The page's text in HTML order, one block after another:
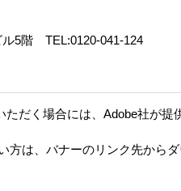
5階 TEL:0120-041-124
ただく場合には、Adobe社が提
方は、バナーのリンク先からダ